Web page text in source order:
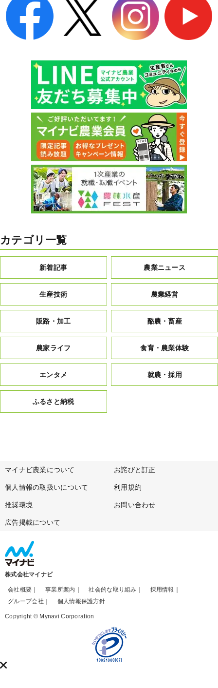
カテゴリ一覧
新着記事 農業ニュース
生産技術 農業経営
販路・加工 酪農・畜産
農家ライフ 食育・農業体験
エンタメ 就農・採用
ふるさと納税
マイナビ農業について お詫びと訂正
個人情報の取扱いについて 利用規約
推奨環境 お問い合わせ
広告掲載について
株式会社マイナビ
会社概要 事業所案内 社会的な取り組み
採用情報
グループ会社
個人情報保護方針
Copyright © Mynavi Corporation